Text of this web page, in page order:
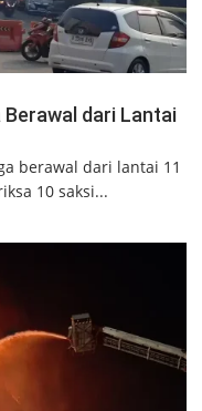
Berawal dari Lantai
berawal dari lantai 11
10 saksi...